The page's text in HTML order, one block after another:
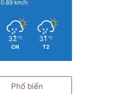
0.89 km/h
32 ℃
CN
31 ℃
T2
Phổ biến